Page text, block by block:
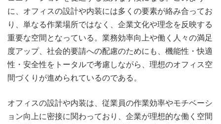
に、オフィスの設計や内装には多くの要素が絡み合ってお
り、単なる作業場所ではなく、企業文化や理念を反映する
重要な空間となっている。業務効率向上や働く人々の満足
度アップ、社会的要請への配慮のためにも、機能性・快適
性・安全性をトータルで考慮しながら、理想のオフィス空
間づくりが進められているのである。
オフィスの設計や内装は、従業員の作業効率やモチベーシ
ョン向上に密接に関わっており、企業が理想的な働く空間